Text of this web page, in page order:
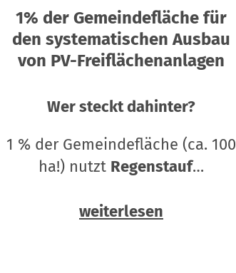
1% der Gemeindefläche für
den systematischen Ausbau
von PV-Freiflächenanlagen
Wer steckt dahinter?
1 % der Gemeindefläche (ca. 100
ha!) nutzt Regenstauf…
weiterlesen